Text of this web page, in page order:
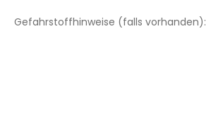
Gefahrstoffhinweise (falls vorhanden):